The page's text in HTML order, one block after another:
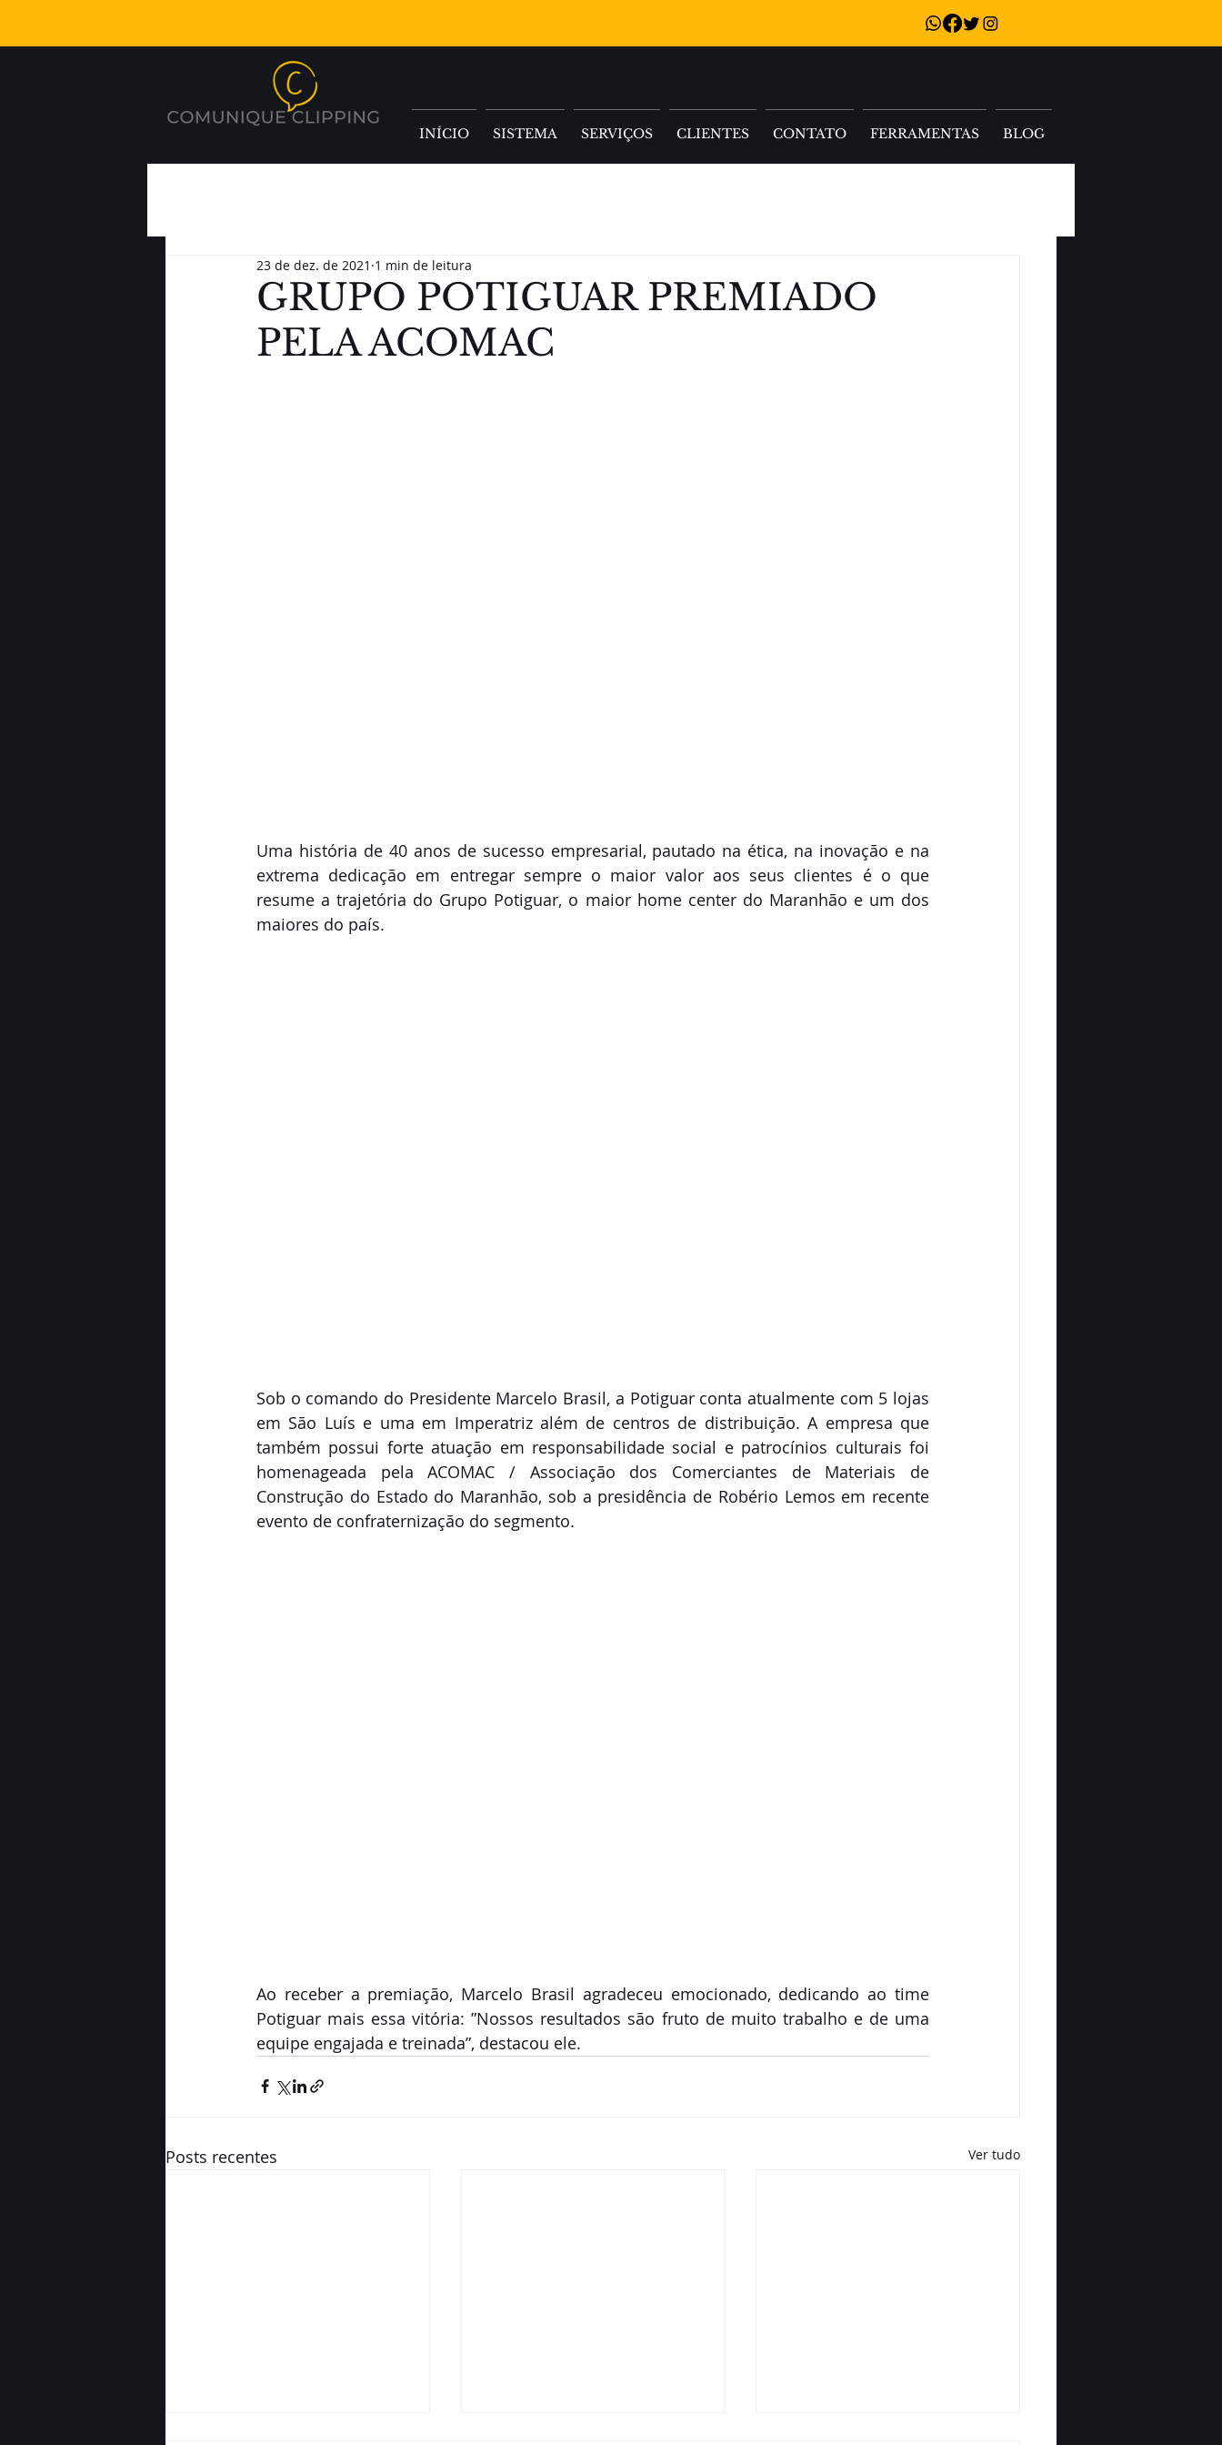
INÍCIO SISTEMA SERVIÇOS CLIENTES CONTATO FERRAMENTAS BLOG
GRUPO POTIGUAR PREMIADO
PELA ACOMAC
23 de dez. de 2021 1 min de leitura
Uma história de 40 anos de sucesso empresarial, pautado na ética, na inovação e na
extrema dedicação em entregar sempre o maior valor aos seus clientes é o que
resume a trajetória do Grupo Potiguar, o maior home center do Maranhão e um dos
maiores do país.
Sob o comando do Presidente Marcelo Brasil, a Potiguar conta atualmente com 5 lojas
em São Luís e uma em Imperatriz além de centros de distribuição. A empresa que
também possui forte atuação em responsabilidade social e patrocínios culturais foi
homenageada pela ACOMAC / Associação dos Comerciantes de Materiais de
Construção do Estado do Maranhão, sob a presidência de Robério Lemos em recente
evento de confraternização do segmento.
Ao receber a premiação, Marcelo Brasil agradeceu emocionado, dedicando ao time
Potiguar mais essa vitória: ”Nossos resultados são fruto de muito trabalho e de uma
equipe engajada e treinada”, destacou ele.
Posts recentes Ver tudo